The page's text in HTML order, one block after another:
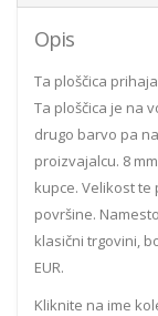
Opis
Ta ploščica
Ta ploščica je na
drugo barvo pa
proizvajalcu. 8
kupce. Velikost te
površine.
klasični trgovini,
EUR.
Kliknite na ime